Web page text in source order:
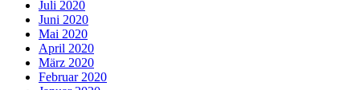
Juli 2020
Juni 2020
Mai 2020
April 2020
März 2020
Februar 2020